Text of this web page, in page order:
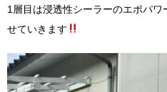
1層目は浸透性シーラーのエポパ
せていきます